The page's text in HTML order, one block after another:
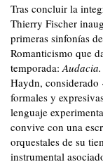
Tras concluir la
Thierry Fischer
primeras sinfonías
Romanticismo que
temporada: Audacia.
Haydn, considerado
formales y
lenguaje
convive con una
orquestales de su
instrumental